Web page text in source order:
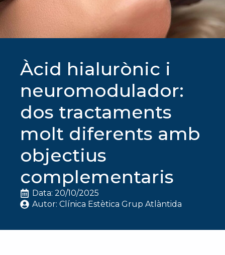
Àcid hialurònic i
neuromodulador:
dos tractaments
molt diferents amb
objectius
complementaris
Data: 20/10/2025
Autor: Clínica Estètica Grup Atlàntida